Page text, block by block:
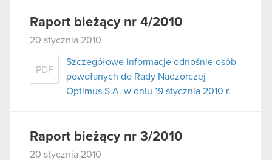
Raport bieżący nr 4/2010
20 stycznia 2010
PDF
Szczegółowe informacje odnośnie osób
powołanych do Rady Nadzorczej
Optimus S.A. w dniu 19 stycznia 2010 r.
Raport bieżący nr 3/2010
20 stycznia 2010